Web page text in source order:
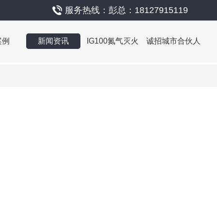
服务热线：彭总：18127915119
新闻资讯 IG100氮气灭火
诚招城市合伙人